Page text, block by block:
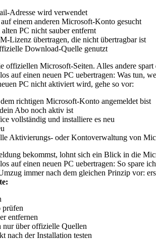
Adresse wird verwendet
einem anderen Microsoft-Konto gesucht
PC nicht sauber entfernt
Lizenz übertragen, die nicht übertragbar ist
Download-Quelle genutzt
offiziellen Microsoft-Seiten. Alles andere
auf einen neuen PC uebertragen: Was tun,
PC nicht aktiviert wird, gehe so vor:
richtigen Microsoft-Konto angemeldet bist
Abo noch aktiv ist
vollständig und installiere es neu
Aktivierungs- oder Kontoverwaltung von
bekommst, lohnt sich ein Blick in die
auf einen neuen PC uebertragen: So spare
immer nach dem gleichen Prinzip vor:
entfernen
nur über offizielle Quellen
nach der Installation testen